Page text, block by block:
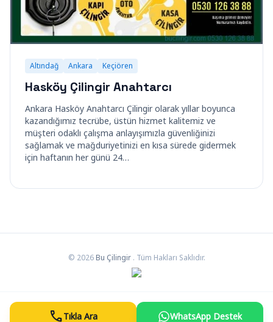
Altındağ Ankara Keçiören
Hasköy Çilingir Anahtarcı
Ankara Hasköy Anahtarcı Çilingir olarak yıllar boyunca
kazandığımız tecrübe, üstün hizmet kalitemiz ve
müşteri odaklı çalışma anlayışımızla güvenliğinizi
sağlamak ve mağduriyetinizi en kısa sürede gidermek
için haftanın her günü 24…
© 2026 Bu Çilingir . Tüm Hakları Saklıdır.
callTıkla Ara WhatsApp Destek